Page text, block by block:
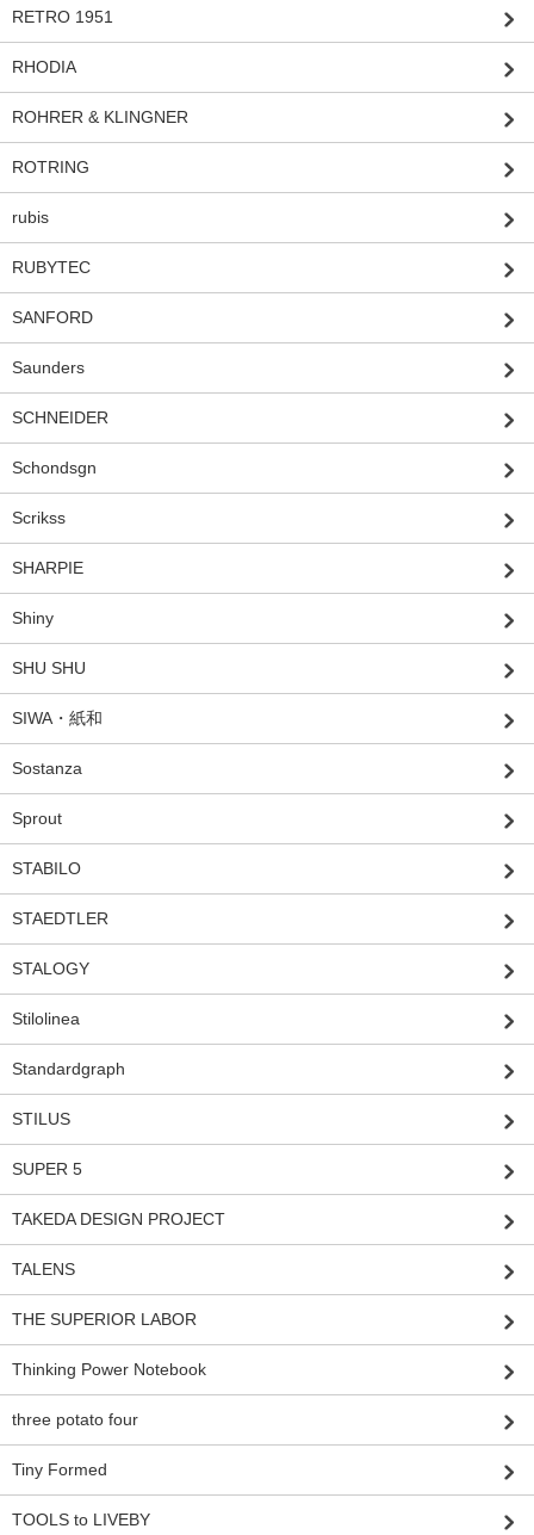
RETRO 1951
RHODIA
ROHRER & KLINGNER
ROTRING
rubis
RUBYTEC
SANFORD
Saunders
SCHNEIDER
Schondsgn
Scrikss
SHARPIE
Shiny
SHU SHU
SIWA・紙和
Sostanza
Sprout
STABILO
STAEDTLER
STALOGY
Stilolinea
Standardgraph
STILUS
SUPER 5
TAKEDA DESIGN PROJECT
TALENS
THE SUPERIOR LABOR
Thinking Power Notebook
three potato four
Tiny Formed
TOOLS to LIVEBY